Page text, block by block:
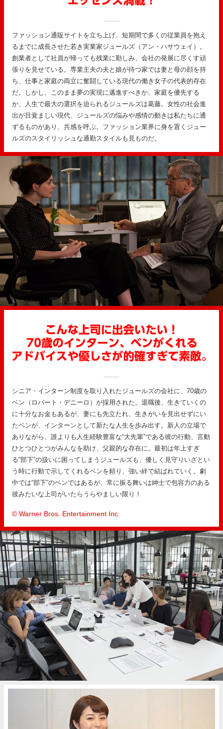
ファッション通販サイトを立ち上げ、短期間で多くの従業員を抱え
るまでに成長させた若き実業家ジュールズ（アン・ハサウェイ）。
創業者として社員が帰っても残業に勤しみ、会社の発展に尽くす頑
張りを見せている。専業主夫の夫と娘が待つ家では妻と母の顔を持
ち、仕事と家庭の両立に奮闘している現代の働き女子の代表的存在
だ。しかし、このまま夢の実現に邁進すべきか、家庭を優先する
か、人生で最大の選択を迫られるジュールズは葛藤。女性の社会進
出が目覚ましい現代、ジュールズの悩みや感情の動きは私たちに通
ずるものがあり、共感を呼ぶ。ファッション業界に身を置くジュー
ルズのスタイリッシュな通勤スタイルも見ものだ。
シニア・インターン制度を取り入れたジュールズの会社に、70歳の
ベン（ロバート・デニーロ）が採用された。退職後、生きていくの
に十分なお金もあるが、妻にも先立たれ、生きがいを見出せずにい
たベンが、インターンとして新たな人生を歩み出す。新人の立場で
ありながら、誰よりも人生経験豊富な“大先輩”である彼の行動、言動
ひとつひとつがみんなを助け、父親的な存在に。最初は年上すぎ
る“部下”の扱いに困ってしまうジュールズも、優しく見守りいざとい
う時に行動で示してくれるベンを頼り、強い絆で結ばれていく。劇
中では“部下”のベンではあるが、常に振る舞いは紳士で包容力のある
彼みたいな上司がいたらうらやましい限り！
© Warner Bros. Entertainment Inc.